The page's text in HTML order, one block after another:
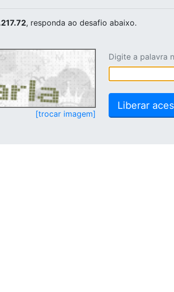
, responda ao desafio abaixo.
[trocar imagem]
Digite a palavra